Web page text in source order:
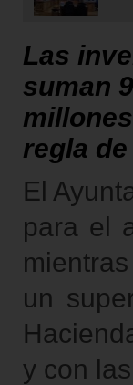
Las
suman
regla
El
para el
un
y con